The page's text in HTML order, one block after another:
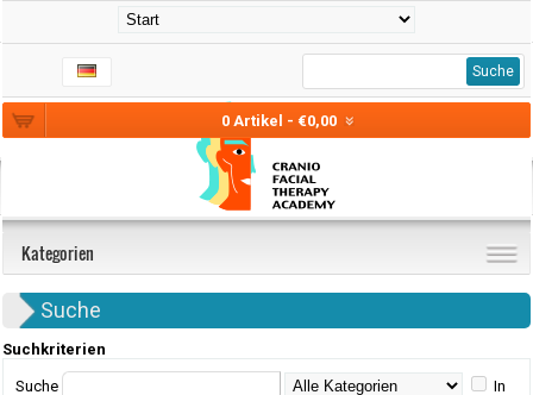
0 Artikel - €0,00
Suche
Kategorien
Suche
Suchkriterien
Suche
In